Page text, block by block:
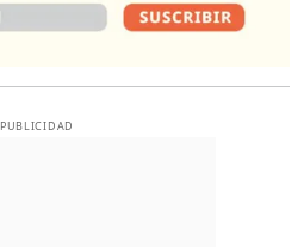
PUBLICIDAD